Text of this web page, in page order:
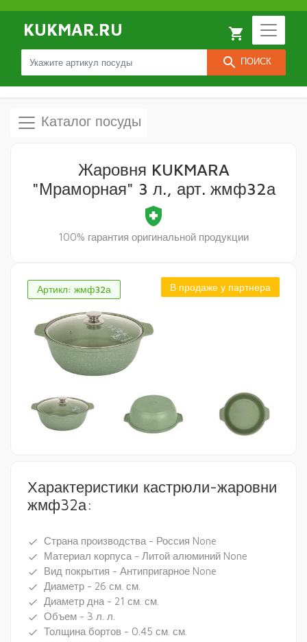
KUKMAR.RU
search ПОИСК
local_grocery_store
Каталог посуды
Артикл: жмф32а В продаже у партнера
Жаровня KUKMARA
"Мраморная" 3 л., арт. жмф32а
health_and_safety
100% гарантия оригинальной продукции
Характеристики кастрюли-жаровни
жмф32а:
done Страна производства - Россия None
done Материал корпуса - Литой алюминий None
done Вид покрытия - Антипригарное None
done Диаметр - 26 см. см.
done Диаметр дна - 21 см. см.
done Объем - 3 л. л.
done Толщина бортов - 0.45 см. см.